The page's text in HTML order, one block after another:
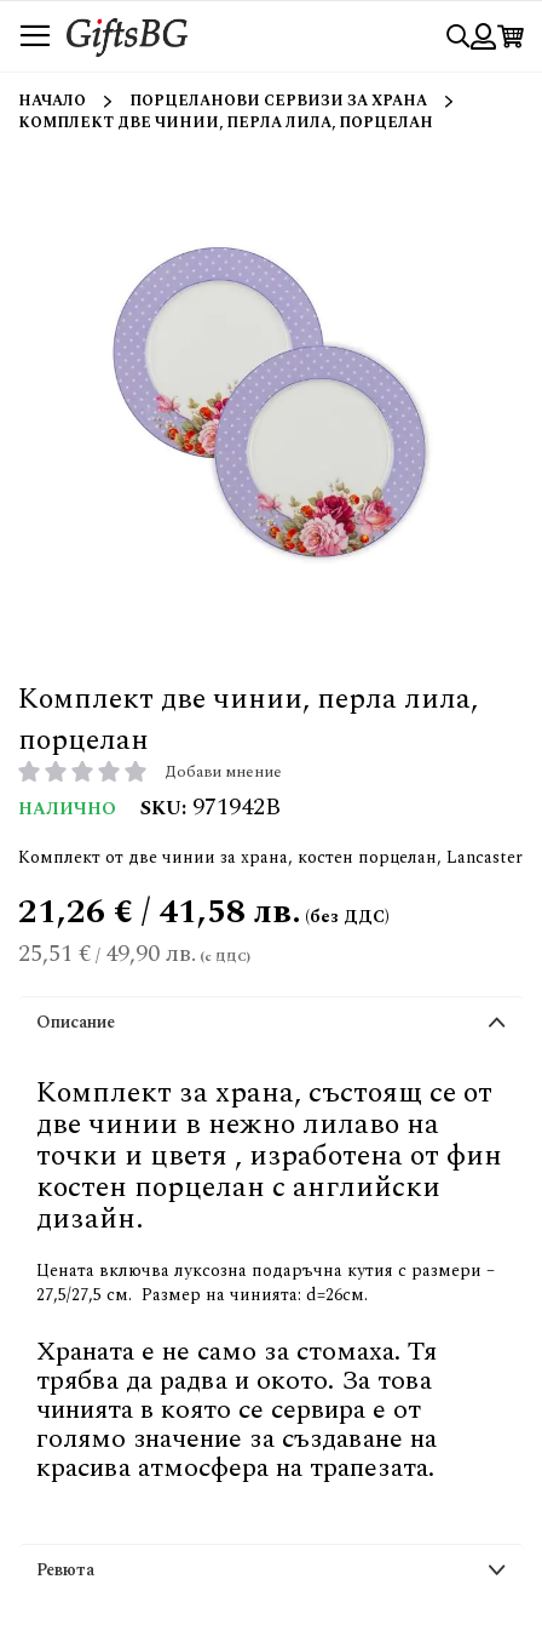
към
съдържанието
Търси
НАЧАЛО
ПОРЦЕЛАНОВИ СЕРВИЗИ ЗА ХРАНА
КОМПЛЕКТ ДВЕ ЧИНИИ, ПЕРЛА ЛИЛА, ПОРЦЕЛАН
Комплект две чинии, перла лила,
порцелан
рейтинг: Добави мнение
НАЛИЧНО SKU 971942B
Комплект от две чинии за храна, костен порцелан, Lancaster
25,51 €/ 49,90 лв.
21,26 € / 41,58 лв.
Описание
Комплект за храна, състоящ се от
две чинии в нежно лилаво на
точки и цветя , изработена от фин
костен порцелан с английски
дизайн.
Цената включва луксозна подаръчна кутия с размери –
27,5/27,5 см. Размер на чинията: d=26см.
Храната е не само за стомаха. Тя
трябва да радва и окото. За това
чинията в която се сервира е от
голямо значение за създаване на
красива атмосфера на трапезата.
Ревюта